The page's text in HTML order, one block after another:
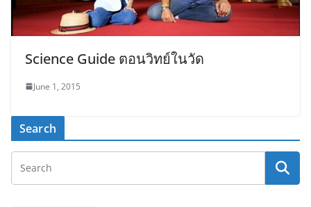
Science Guide ตอนวิทย์ในวัด
June 1, 2015
Search